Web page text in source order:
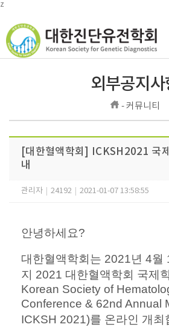
z
외부공지사
- 커뮤니티
[대한혈액학회] ICKSH2021 국
내
관리자 24192 2021-01-07 13:58:55
안녕하세요?
대한혈액학회는 2021년 4월
지 2021 대한혈액학회 국제
Korean Society of
Conference & 62nd Annual
ICKSH 2021)를 온라인 개최